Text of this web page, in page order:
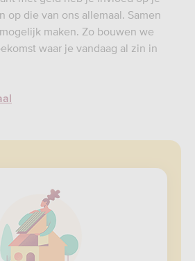
op die van ons allemaal. Samen
maken. Zo bouwen we
waar je vandaag al zin in